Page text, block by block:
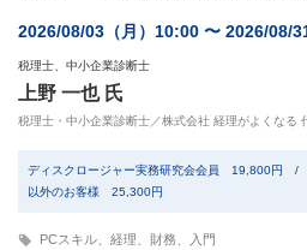
2026/08/03（月）10:00 〜 2026/08/
税理士、中小企業診断士
上野 一也 氏
税理士・中小企業診断士／株式会社 経理がよくなる
ディスクロージャー実務研究会会員 19,800円 /
以外のお客様 25,300円
PCスキル 経理 財務 入門